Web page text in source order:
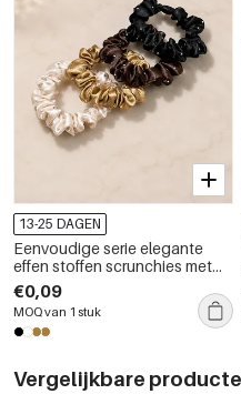
13-25 DAGEN
Eenvoudige serie elegante
effen stoffen scrunchies met
strasssteentjes
€0,09
MOQ van 1 stuk
Vergelijkbare